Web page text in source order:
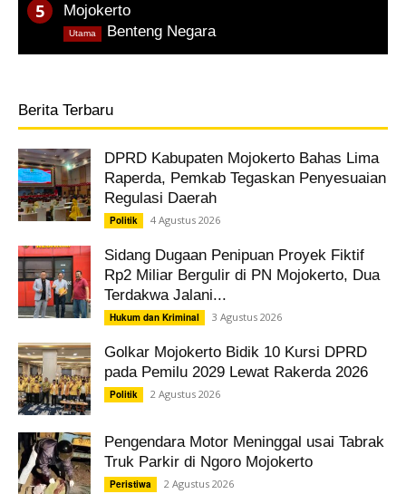
Mojokerto
Benteng Negara
Utama
Berita Terbaru
DPRD Kabupaten Mojokerto Bahas Lima
Raperda, Pemkab Tegaskan Penyesuaian
Regulasi Daerah
Politik 4 Agustus 2026
Sidang Dugaan Penipuan Proyek Fiktif
Rp2 Miliar Bergulir di PN Mojokerto, Dua
Terdakwa Jalani...
Hukum dan Kriminal 3 Agustus 2026
Golkar Mojokerto Bidik 10 Kursi DPRD
pada Pemilu 2029 Lewat Rakerda 2026
Politik 2 Agustus 2026
Pengendara Motor Meninggal usai Tabrak
Truk Parkir di Ngoro Mojokerto
Peristiwa 2 Agustus 2026